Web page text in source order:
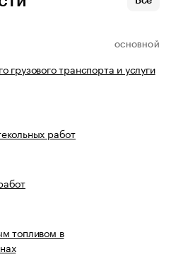
ОСНОВНОЙ
грузового транспорта и услуги
работ
топливом в